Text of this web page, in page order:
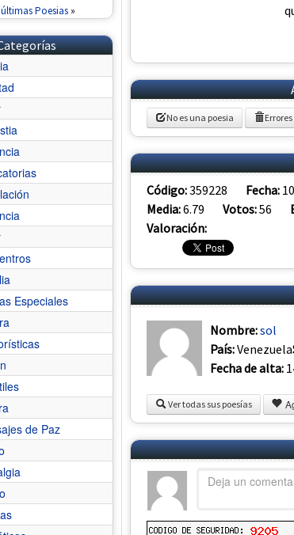
Poesias»
Especiales
de Paz
No es una poesia
Código:359228 Fecha:
Media:6.79 Votos:56
Valoración:
Nombre:sol
País:Venezuela
Fecha de alta:
Ver todas sus poesías